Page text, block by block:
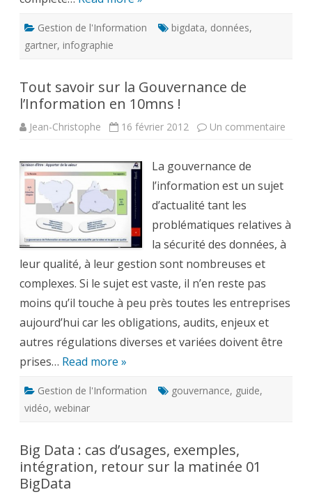
Gestion de l'Information bigdata, données,
gartner, infographie
Tout savoir sur la Gouvernance de
l’Information en 10mns !
Jean-Christophe 16 février 2012 Un commentaire
!
La gouvernance de
l’information est un sujet
d’actualité tant les
problématiques relatives à
la sécurité des données, à
leur qualité, à leur gestion sont nombreuses et
complexes. Si le sujet est vaste, il n’en reste pas
moins qu’il touche à peu près toutes les entreprises
aujourd’hui car les obligations, audits, enjeux et
autres régulations diverses et variées doivent être
prises… Read more »
Gestion de l'Information gouvernance, guide,
vidéo, webinar
Big Data : cas d’usages, exemples,
intégration, retour sur la matinée 01
BigData